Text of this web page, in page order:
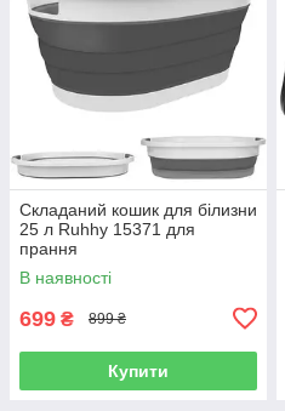
Складаний кошик для білизни
25 л Ruhhy 15371 для
прання
В наявності
699 ₴ 899 ₴
Купити